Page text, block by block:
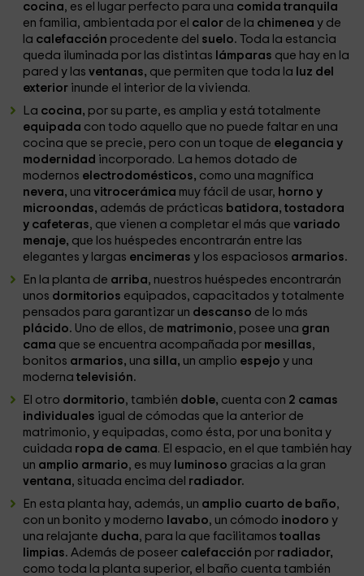
cocina, es el lugar perfecto para una comida tranquila
en familia, ambientada por el calor de la chimenea y de
la calefacción procedente del suelo. Toda la estancia
queda iluminada por las distintas lámparas que hay en la
pared y lasventanas, que permiten que toda la luz del
exterior inunde el interior de la vivienda.
La cocina, por su parte, es amplia y está totalmente
equipada con todo aquello que no puede faltar en una
cocina que se precie, pero con un toque de elegancia y
modernidad incorporado. La hemos dotado de
modernos electrodomésticos, como una magnífica
nevera, unavitrocerámica muy fácil de usar, horno y
microondas, además de prácticas batidora, tostadora
y cafeteras, que vienen a completar el más quevariado
menaje, que los huéspedes encontrarán entre las
elegantes y largas encimeras y los espaciosos armarios.
En la planta de arriba, nuestros huéspedes encontrarán
unos dormitorios equipados, capacitados y totalmente
pensados para garantizar un descanso de lo más
plácido. Uno de ellos, de matrimonio, posee una gran
cama que se encuentra acompañada por mesillas,
bonitos armarios, una silla, un amplio espejoy una
modernatelevisión.
El otro dormitorio, también doble, cuenta con 2 camas
individuales igual de cómodas que la anterior de
matrimonio, y equipadas, como ésta, por una bonita y
cuidada ropa de cama. El espacio, en el que también hay
un amplio armario, es muy luminoso gracias a la gran
ventana, situada encima del radiador.
En esta planta hay, además, un amplio cuarto de baño,
con un bonito y moderno lavabo, un cómodo inodoroy
una relajante ducha, para la que facilitamos toallas
limpias. Además de poseer calefacción por radiador,
como toda la planta superior, el baño cuenta también